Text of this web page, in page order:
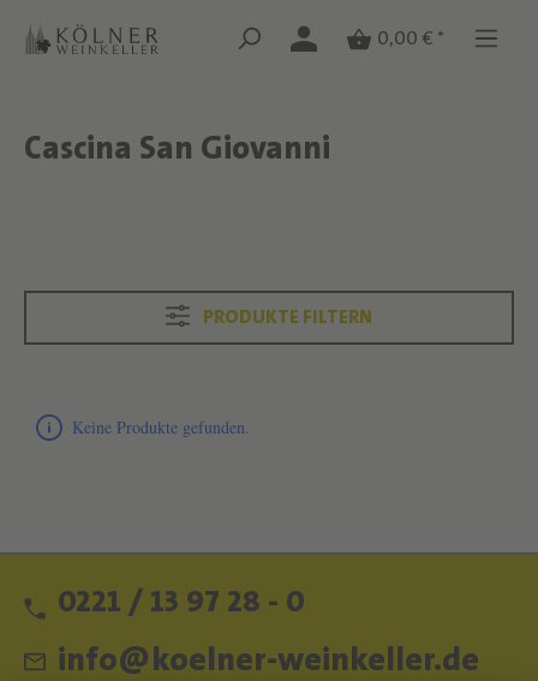
Zum Hauptinhalt springen
Zum Hauptinhalt springen
0,00 € *
Text überspringen
Cascina San Giovanni
Text überspringen
PRODUKTE FILTERN
Keine Produkte gefunden.
0221 / 13 97 28 - 0
info@koelner-weinkeller.de